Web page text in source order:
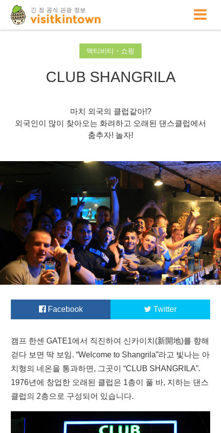
액티비티・쇼핑
CLUB SHANGRILA
마치 외국의 클럽같아!?
외국인이 많이 찾아오는 화려하고 오래된 댄스클럽에서
춤추자! 놀자!
Facebook Twitter
캠프 한센 GATE1에서 직진하여 신카이치(新開地)를 향해
걷다 보면 딱 보임. “Welcome to Shangrila”라고 빛나는 아
치형의 네온을 통과하면, 그곳이 “CLUB SHANGRILA”.
1976년에 창업한 오래된 클럽은 1층이 풀 바, 지하는 댄스
클럽의 2층으로 구성되어 있습니다.